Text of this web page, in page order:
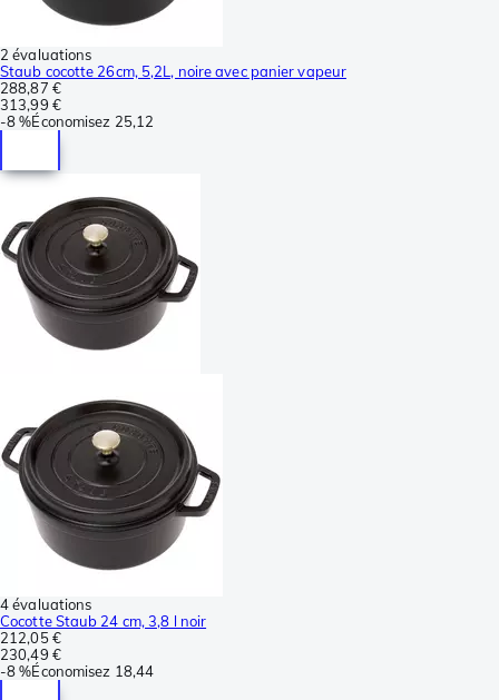
2 évaluations
Staub cocotte 26cm, 5,2L, noire avec panier vapeur
288,87 €
313,99 €
-8 %Économisez 25,12
4 évaluations
Cocotte Staub 24 cm, 3,8 l noir
212,05 €
230,49 €
-8 %Économisez 18,44